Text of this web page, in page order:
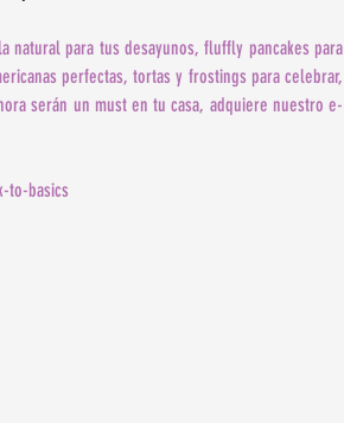
natural para tus desayunos, fluffly pancakes para
perfectas, tortas y frostings para celebrar,
serán un must en tu casa, adquiere nuestro e-
to-basics